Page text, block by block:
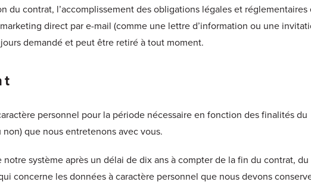
du contrat, l’accomplissement des obligations légales et réglementaires
direct par e-mail (comme une lettre d’information ou une
demandé et peut être retiré à tout moment.
personnel pour la période nécessaire en fonction des finalités du
que nous entretenons avec vous.
système après un délai de dix ans à compter de la fin du contrat, du
concerne les données à caractère personnel que nous devons